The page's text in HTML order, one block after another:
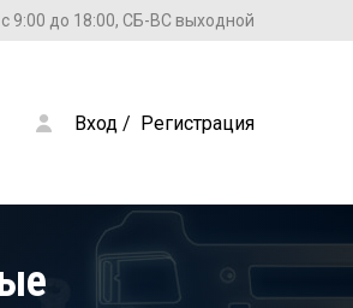
9:00 до 18:00, СБ-ВС выходной
Вход / Регистрация
Колодки тормозные
Колодки тормозные
запасные части на